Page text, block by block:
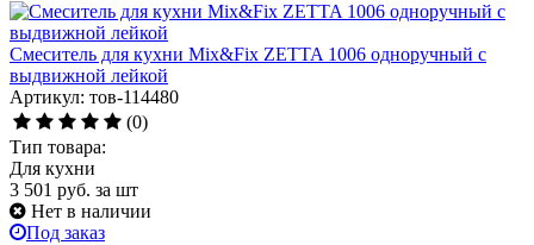
Смеситель для кухни Mix&Fix ZETTA 1006 одноручный с
выдвижной лейкой
Артикул: тов-114480
(0)
Тип товара:
Для кухни
3 501 руб. за шт
Нет в наличии
Под заказ